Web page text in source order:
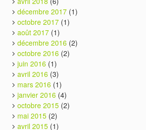
décembre 2017 (1)
octobre 2017 (1)
août 2017 (1)
décembre 2016 (2)
octobre 2016 (2)
juin 2016 (1)
avril 2016 (3)
mars 2016 (1)
janvier 2016 (4)
octobre 2015 (2)
mai 2015 (2)
avril 2015 (1)